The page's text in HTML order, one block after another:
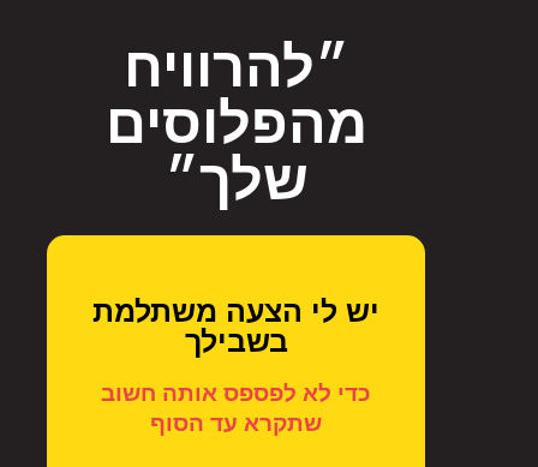
״להרוויח
מהפלוסים
שלך״
יש לי הצעה משתלמת
בשבילך
כדי לא לפספס אותה חשוב
שתקרא עד הסוף